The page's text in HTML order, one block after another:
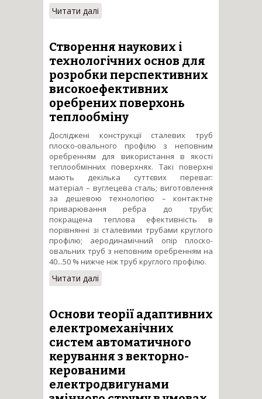
Читати далі
висококонцентрованої
високореакційних палив та
енергозберігаючих газових
пальників для котлоагрегатів.
Створення наукових і
технологічних основ для
розробки перспективних
високоефективних
оребрених поверхонь
теплообміну
Досліджені конструкції сталевих труб
плоско-овального профілю з неповним
оребренням для використання в якості
теплообмінних поверхнях. Такі поверхні
мають декілька суттєвих переваг:
матеріал – вуглецева сталь; виготовлення
за дешевою технологією – контактне
приварювання ребра до труби;
покращена теплова ефективність в
порівнянні зі сталевими трубами круглого
профілю; аеродинамічний опір плоско-
овальних труб з неповним оребренням на
40...50 % нижче ніж труб круглого профілю.
Читати далі
технологічних основ для
високоефективних
оребрених поверхонь
теплообміну
Основи теорії адаптивних
електромеханічних
систем автоматичного
керування з векторно-
керованими
електродвигунами